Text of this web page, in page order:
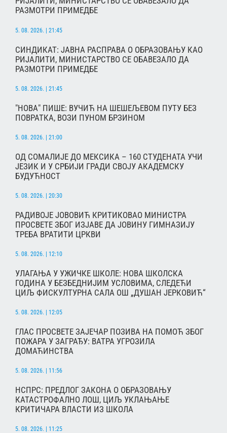
РАЗМОТРИ ПРИМЕДБЕ
5. 08. 2026. | 21:45
СИНДИКАТ: ЈАВНА РАСПРАВА О ОБРАЗОВАЊУ КАО
РИЈАЛИТИ, МИНИСТАРСТВО СЕ ОБАВЕЗАЛО ДА
РАЗМОТРИ ПРИМЕДБЕ
5. 08. 2026. | 21:45
"НОВА" ПИШЕ: ВУЧИЋ НА ШЕШЕЉЕВОМ ПУТУ БЕЗ
ПОВРАТКА, ВОЗИ ПУНОМ БРЗИНОМ
5. 08. 2026. | 21:00
ОД СОМАЛИЈЕ ДО МЕКСИКА – 160 СТУДЕНАТА УЧИ
ЈЕЗИК И У СРБИЈИ ГРАДИ СВОЈУ АКАДЕМСКУ
БУДУЋНОСТ
5. 08. 2026. | 20:30
РАДИВОЈЕ ЈОВОВИЋ КРИТИКОВАО МИНИСТРА
ПРОСВЕТЕ ЗБОГ ИЗЈАВЕ ДА ЈОВИНУ ГИМНАЗИЈУ
ТРЕБА ВРАТИТИ ЦРКВИ
5. 08. 2026. | 12:10
УЛАГАЊА У УЖИЧКЕ ШКОЛЕ: НОВА ШКОЛСКА
ГОДИНА У БЕЗБЕДНИЈИМ УСЛОВИМА, СЛЕДЕЋИ
ЦИЉ ФИСКУЛТУРНА САЛА ОШ „ДУШАН ЈЕРКОВИЋ“
5. 08. 2026. | 12:05
ГЛАС ПРОСВЕТЕ ЗАЈЕЧАР ПОЗИВА НА ПОМОЋ ЗБОГ
ПОЖАРА У ЗАГРАЂУ: ВАТРА УГРОЗИЛА
ДОМАЋИНСТВА
5. 08. 2026. | 11:56
НСПРС: ПРЕДЛОГ ЗАКОНА О ОБРАЗОВАЊУ
КАТАСТРОФАЛНО ЛОШ, ЦИЉ УКЛАЊАЊЕ
КРИТИЧАРА ВЛАСТИ ИЗ ШКОЛА
5. 08. 2026. | 11:25